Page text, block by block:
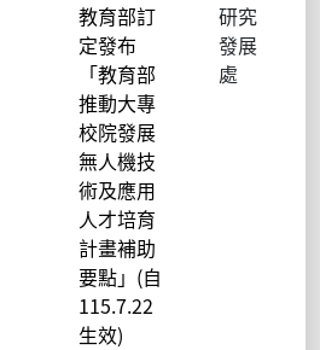
教育部訂
定發布
「教育部
推動大專
校院發展
無人機技
術及應用
人才培育
計畫補助
要點」(自
115.7.22
生效)
研究
發展
處